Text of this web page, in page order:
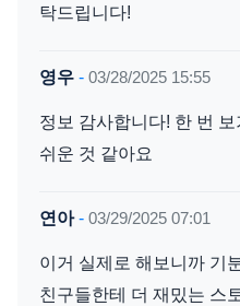
탁드립니다!
영우 - 03/28/2025 15:55
정보 감사합니다! 한 번
쉬운 것 같아요
연아- 03/29/2025 07:01
이거 실제로 해보니까 기
친구들한테 더 재밌는 스